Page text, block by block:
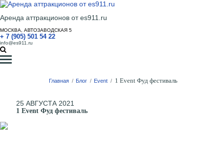
Аренда аттракционов от es911.ru
МОСКВА, АВТОЗАВОДСКАЯ 5
+ 7 (905) 501 54 22
info@es911.ru
Главная / Блог / Event / 1 Event Фуд фестиваль
25 АВГУСТА 2021
1 Event Фуд фестиваль